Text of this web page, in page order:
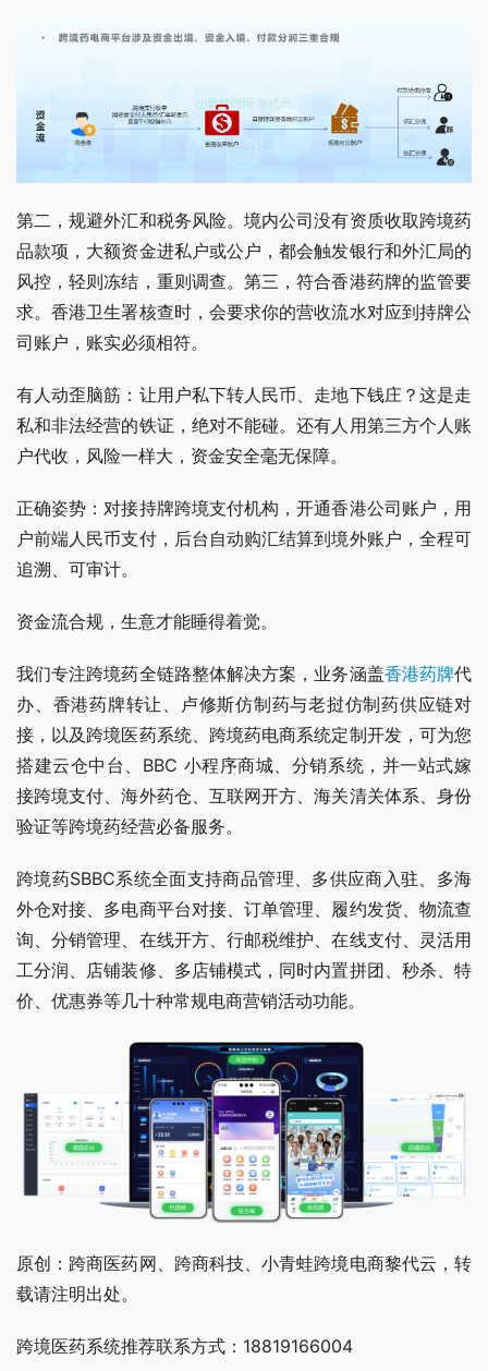
第二，规避外汇和税务风险。境内公司没有资质收取跨境药
品款项，大额资金进私户或公户，都会触发银行和外汇局的
风控，轻则冻结，重则调查。第三，符合香港药牌的监管要
求。香港卫生署核查时，会要求你的营收流水对应到持牌公
司账户，账实必须相符。
有人动歪脑筋：让用户私下转人民币、走地下钱庄？这是走
私和非法经营的铁证，绝对不能碰。还有人用第三方个人账
户代收，风险一样大，资金安全毫无保障。
正确姿势：对接持牌跨境支付机构，开通香港公司账户，用
户前端人民币支付，后台自动购汇结算到境外账户，全程可
追溯、可审计。
资金流合规，生意才能睡得着觉。
我们专注跨境药全链路整体解决方案，业务涵盖香港药牌代
办、香港药牌转让、卢修斯仿制药与老挝仿制药供应链对
接，以及跨境医药系统、跨境药电商系统定制开发，可为您
搭建云仓中台、BBC 小程序商城、分销系统，并一站式嫁
接跨境支付、海外药仓、互联网开方、海关清关体系、身份
验证等跨境药经营必备服务。
跨境药SBBC系统全面支持商品管理、多供应商入驻、多海
外仓对接、多电商平台对接、订单管理、履约发货、物流查
询、分销管理、在线开方、行邮税维护、在线支付、灵活用
工分润、店铺装修、多店铺模式，同时内置拼团、秒杀、特
价、优惠券等几十种常规电商营销活动功能。
原创：跨商医药网、跨商科技、小青蛙跨境电商黎代云，转
载请注明出处。
跨境医药系统推荐联系方式：18819166004